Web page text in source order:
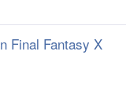
Final Fantasy X